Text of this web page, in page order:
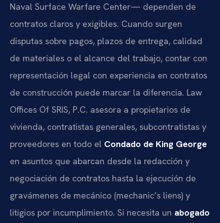
Naval Surface Warfare Center— dependen de
contratos claros y exigibles. Cuando surgen
disputas sobre pagos, plazos de entrega, calidad
de materiales o el alcance del trabajo, contar con
representación legal con experiencia en contratos
de construcción puede marcar la diferencia. Law
Offices Of SRIS, P.C. asesora a propietarios de
vivienda, contratistas generales, subcontratistas y
proveedores en todo el Condado de King George
en asuntos que abarcan desde la redacción y
negociación de contratos hasta la ejecución de
gravámenes de mecánico (mechanic’s liens) y
litigios por incumplimiento. Si necesita un abogado